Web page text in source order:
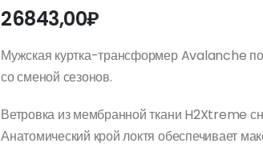
26843,00₽
Мужская куртка-трансформер Avalanche
со сменой сезонов.
Ветровка из мембранной ткани H2Xtreme
Анатомический крой локтя обеспечивает